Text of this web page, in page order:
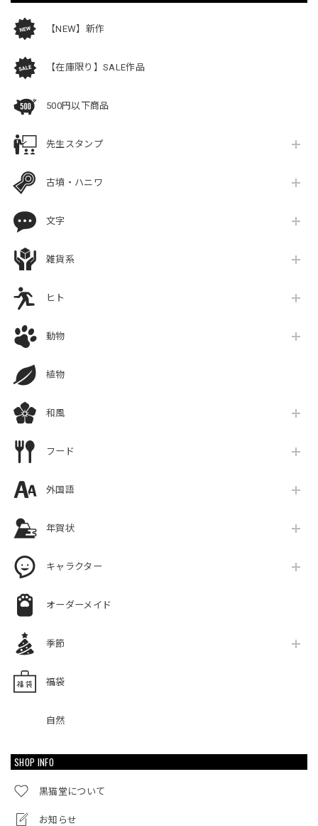
【NEW】新作
【在庫限り】SALE作品
500円以下商品
先生スタンプ
古墳・ハニワ
文字
雑貨系
ヒト
動物
植物
和風
フード
外国語
年賀状
キャラクター
オーダーメイド
季節
福袋
自然
SHOP INFO
黒猫堂について
お知らせ